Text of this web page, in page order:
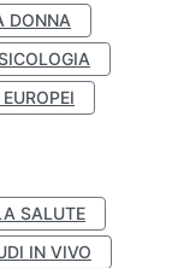
DONNA
SALUTE
IN VIVO